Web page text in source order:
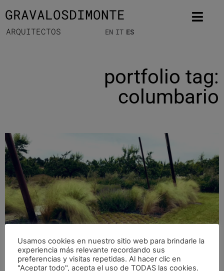
GRAVALOSDIMONTE
ARQUITECTOS EN IT ES
portfolio tag:
columbario
PARQUE EN TORRELLAS
Usamos cookies en nuestro sitio web para brindarle la
experiencia más relevante recordando sus
preferencias y visitas repetidas. Al hacer clic en
"Aceptar todo", acepta el uso de TODAS las cookies.